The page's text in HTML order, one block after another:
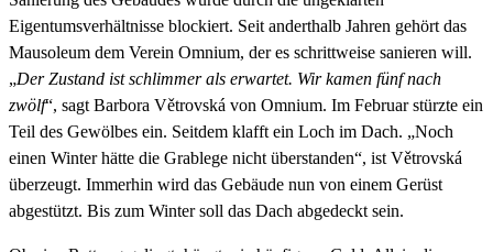
Eigentumsverhältnisse blockiert. Seit anderthalb Jahren gehört das
Mausoleum dem Verein Omnium, der es schrittweise sanieren will.
„Der Zustand ist schlimmer als erwartet. Wir kamen fünf nach
zwölf“, sagt Barbora Větrovská von Omnium. Im Februar stürzte ein
Teil des Gewölbes ein. Seitdem klafft ein Loch im Dach. „Noch
einen Winter hätte die Grablege nicht überstanden“, ist Větrovská
überzeugt. Immerhin wird das Gebäude nun von einem Gerüst
abgestützt. Bis zum Winter soll das Dach abgedeckt sein.